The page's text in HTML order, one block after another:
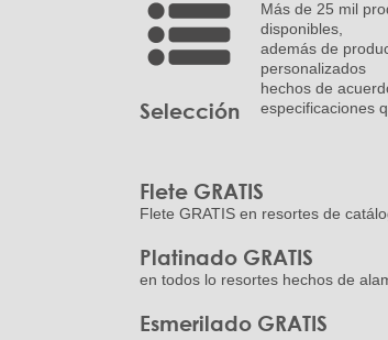
Selección
Más de 25 mil
disponibles,
además de
personalizados
hechos de
especificaciones
Flete GRATIS
Flete GRATIS en resortes de
Platinado GRATIS
en todos lo resortes hechos de
Esmerilado GRATIS